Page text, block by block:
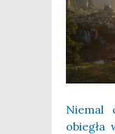
Nie­mal
obie­gła